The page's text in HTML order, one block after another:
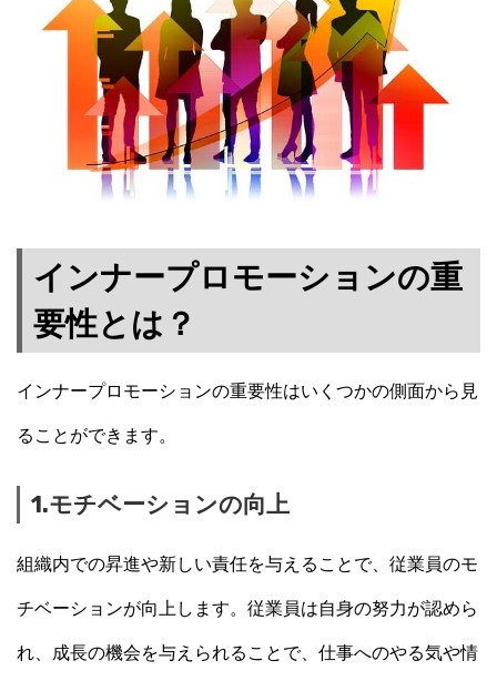
インナープロモーションの重
要性とは？
インナープロモーションの重要性はいくつかの側面から見
ることができます。
1.モチベーションの向上
組織内での昇進や新しい責任を与えることで、従業員のモ
チベーションが向上します。従業員は自身の努力が認めら
れ、成長の機会を与えられることで、仕事へのやる気や情